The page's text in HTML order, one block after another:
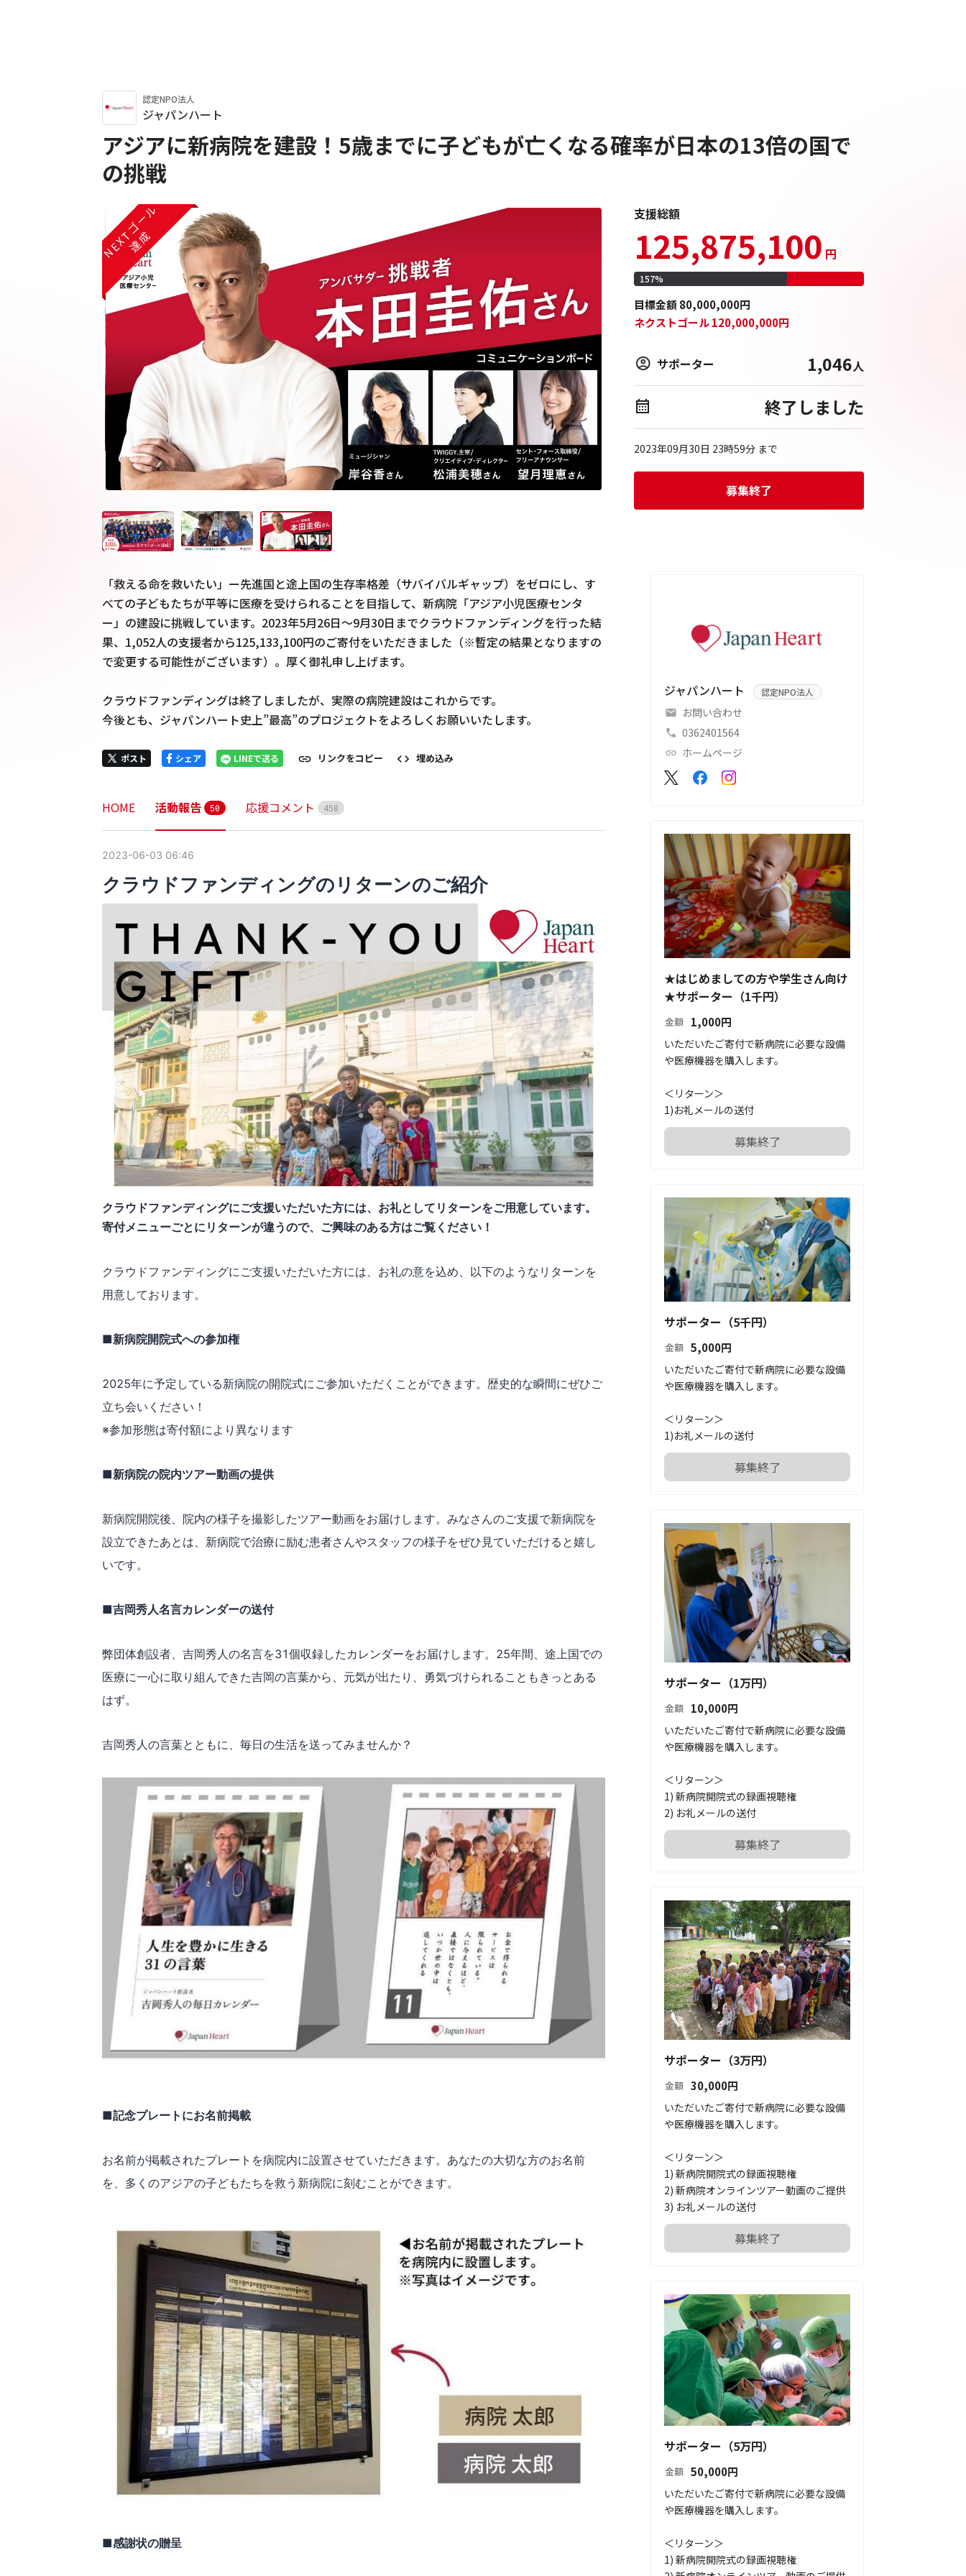
ジャパンハート
認定NPO法人
アジアに新病院を建設！5歳までに子どもが亡くなる確率が日本の13倍の国で
の挑戦
NEXTゴール
達成
NEXTゴール
達成
NEXTゴール
達成
支援総額
125,875,100 円
157%
目標金額 80,000,000円
ネクストゴール120,000,000円
サポーター 1,046人
終了しました
2023年09月30日 23時59分まで
募集終了
「救える命を救いたい」ー先進国と途上国の生存率格差（サバイバルギャップ）をゼロにし、す
べての子どもたちが平等に医療を受けられることを目指して、新病院「アジア小児医療センタ
ー」の建設に挑戦しています。2023年5月26日〜9月30日までクラウドファンディングを行った結
果、1,052人の支援者から125,133,100円のご寄付をいただきました（※暫定の結果となりますの
で変更する可能性がございます）。厚く御礼申し上げます。
クラウドファンディングは終了しましたが、実際の病院建設はこれからです。
今後とも、ジャパンハート史上”最高”のプロジェクトをよろしくお願いいたします。
ポスト シェア LINEで送る リンクをコピー 埋め込み
HOME 活動報告 50 応援コメント 458
2023-06-03 06:46
クラウドファンディングのリターンのご紹介
クラウドファンディングにご支援いただいた方には、お礼としてリターンをご用意しています。
寄付メニューごとにリターンが違うので、ご興味のある方はご覧ください！
クラウドファンディングにご支援いただいた方には、お礼の意を込め、以下のようなリターンを
用意しております。
■新病院開院式への参加権
2025年に予定している新病院の開院式にご参加いただくことができます。歴史的な瞬間にぜひご
立ち会いください！
※参加形態は寄付額により異なります
■新病院の院内ツアー動画の提供
新病院開院後、院内の様子を撮影したツアー動画をお届けします。みなさんのご支援で新病院を
設立できたあとは、新病院で治療に励む患者さんやスタッフの様子をぜひ見ていただけると嬉し
いです。
■吉岡秀人名言カレンダーの送付
弊団体創設者、吉岡秀人の名言を31個収録したカレンダーをお届けします。25年間、途上国での
医療に一心に取り組んできた吉岡の言葉から、元気が出たり、勇気づけられることもきっとある
はず。
吉岡秀人の言葉とともに、毎日の生活を送ってみませんか？
■記念プレートにお名前掲載
お名前が掲載されたプレートを病院内に設置させていただきます。あなたの大切な方のお名前
を、多くのアジアの子どもたちを救う新病院に刻むことができます。
■感謝状の贈呈
ジャパンハート 認定NPO法人
お問い合わせ
0362401564
ホームページ
★はじめましての方や学生さん向け
★サポーター（1千円）
金額 1,000円
いただいたご寄付で新病院に必要な設備
や医療機器を購入します。
＜リターン＞
1)お礼メールの送付
募集終了
サポーター（5千円）
金額 5,000円
いただいたご寄付で新病院に必要な設備
や医療機器を購入します。
＜リターン＞
1)お礼メールの送付
募集終了
サポーター（1万円）
金額 10,000円
いただいたご寄付で新病院に必要な設備
や医療機器を購入します。
＜リターン＞
1) 新病院開院式の録画視聴権
2) お礼メールの送付
募集終了
サポーター（3万円）
金額 30,000円
いただいたご寄付で新病院に必要な設備
や医療機器を購入します。
＜リターン＞
1) 新病院開院式の録画視聴権
2) 新病院オンラインツアー動画のご提供
3) お礼メールの送付
募集終了
サポーター（5万円）
金額 50,000円
いただいたご寄付で新病院に必要な設備
や医療機器を購入します。
＜リターン＞
1) 新病院開院式の録画視聴権